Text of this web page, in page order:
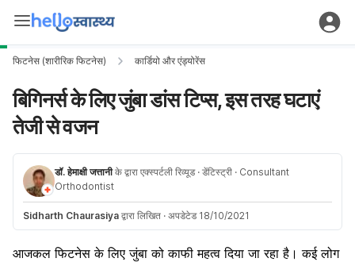
फिटनेस (शारीरिक फिटनेस) कार्डियो और एंड्योरेंस
बिगिनर्स के लिए जुंबा डांस टिप्स, इस तरह घटाएं
तेजी से वजन
डॉ. हेमाक्षी जत्तानीके द्वारा एक्स्पर्टली रिव्यूड · डेंटिस्ट्री · Consultant
Orthodontist
Sidharth Chaurasiya द्वारा लिखित · अपडेटेड 18/10/2021
आजकल फिटनेस के लिए जुंबा को काफी महत्व दिया जा रहा है। कई लोग